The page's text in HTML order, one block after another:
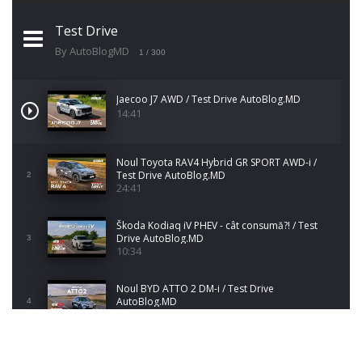
Test Drive
By AutoBlogMD 1 / 300
Jaecoo J7 AWD / Test Drive AutoBlog.MD
14:41
2
Noul Toyota RAV4 Hybrid GR SPORT AWD-i /
Test Drive AutoBlog.MD
24:41
3
Škoda Kodiaq iV PHEV - cât consumă?! / Test
Drive AutoBlog.MD
10:34
4
Noul BYD ATTO 2 DM-i / Test Drive
AutoBlog.MD
17:35